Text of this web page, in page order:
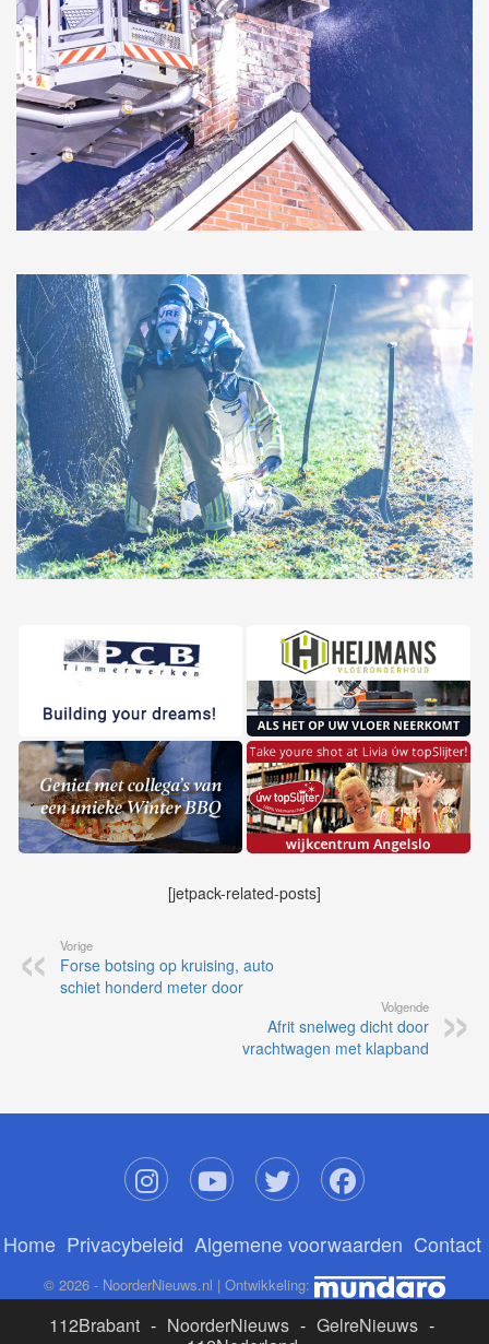
[jetpack-related-posts]
Vorige
Forse botsing op kruising, auto
schiet honderd meter door
Volgende
Afrit snelweg dicht door
vrachtwagen met klapband
Home Privacybeleid Algemene voorwaarden Contact
© 2026 - NoorderNieuws.nl | Ontwikkeling:
112Brabant - NoorderNieuws - GelreNieuws -